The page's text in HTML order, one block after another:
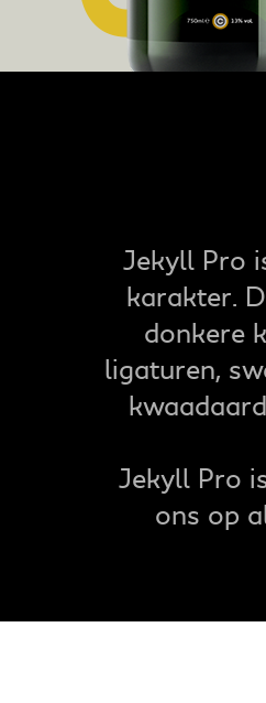
Jekyll Pro
karakter.
donkere
ligaturen,
Jekyll Pro
ons op